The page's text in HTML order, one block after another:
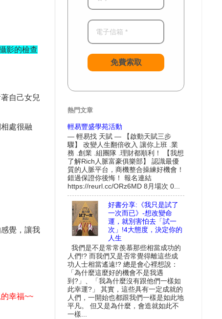
影的檢查
自己女兒
處很融
覺，讓我
幸福~~
免費索取
熱門文章
輕易豐盛學苑活動
— 輕易找 天賦 — 【啟動天賦三步
驟】 改變人生翻倍收入 讓你上班 .業
務 .創業 .組團隊 .理財都順利！ 【我想
了解Rich人脈富豪俱樂部】 認識最優
質的人脈平台，商機整合操練好機會！
錯過保證你後悔！ 報名連結
https://reurl.cc/ORz6MD 8月場次 0...
好書分享:《我只是試了
一次而已》-想改變命
運，就別害怕去「試一
次」!4大態度，決定你的
人生
我們是不是常常羨慕那些相當成功的
人們!? 而我們又是否常覺得離這些成
功人士相當遙遠!? 總是會心裡想說：
「為什麼這麼好的機會不是我遇
到?」、「我為什麼沒有跟他們一樣如
此幸運?」 其實，這些具有一定成就的
人們，一開始也都跟我們一樣是如此地
平凡。 但又是為什麼，會造就如此不
一樣...